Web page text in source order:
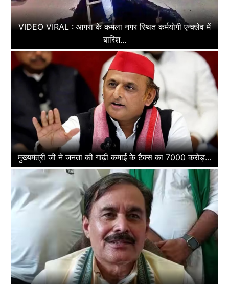
VIDEO VIRAL : आगरा के कमला नगर स्थित कर्मयोगी एन्क्लेव में
बारिश...
मुख्यमंत्री जी ने जनता की गाढ़ी कमाई के टैक्स का 7000 करोड़...